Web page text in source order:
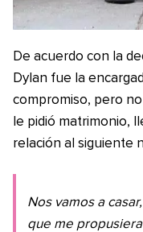
De acuerdo con la
Dylan fue la
compromiso, pero
le pidió matrimonio,
relación al siguiente
Nos vamos a
que me